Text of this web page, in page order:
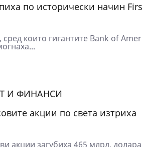
по исторически начин
които гигантите Bank of
И ФИНАНСИ
акции по света изтриха
акции загубиха 465 млрд.